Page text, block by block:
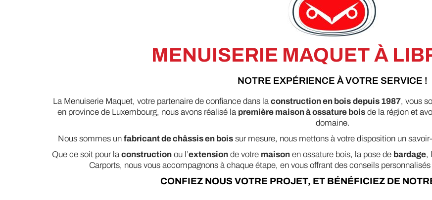
MENUISERIE MAQUET À
NOTRE EXPÉRIENCE À VOTRE SERVICE !
La Menuiserie Maquet, votre partenaire de confiance dans la construction en bois depuis 1987, vous
en province de Luxembourg, nous avons réalisé la première maison à ossature boisde la région et
domaine.
Nous sommes un fabricant de châssis en boissur mesure, nous mettons à votre disposition un
Que ce soit pour la constructionou l’extensionde votre maisonen ossature bois, la pose de bardage,
Carports, nous vous accompagnons à chaque étape, en vous offrant des conseils
CONFIEZ NOUS VOTRE PROJET, ET BÉNÉFICIEZ DE